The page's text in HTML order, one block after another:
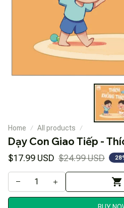
Home All products
Dạy Con Giao Tiếp -
$17.99 USD $24.99 USD